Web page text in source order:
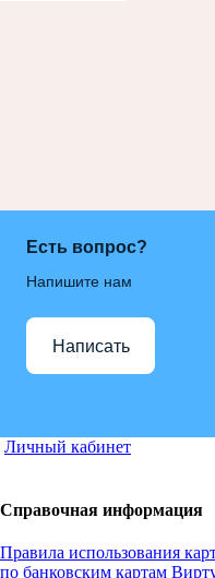
Есть вопрос?
Напишите нам
Написать
Личный кабинет
Справочная информация
Правила использования
по банковским картам